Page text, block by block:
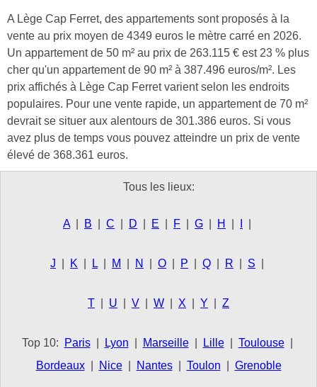
A Lège Cap Ferret, des appartements sont proposés à la
vente au prix moyen de 4349 euros le mètre carré en 2026.
Un appartement de 50 m² au prix de 263.115 € est 23 % plus
cher qu'un appartement de 90 m² à 387.496 euros/m². Les
prix affichés à Lège Cap Ferret varient selon les endroits
populaires. Pour une vente rapide, un appartement de 70 m²
devrait se situer aux alentours de 301.386 euros. Si vous
avez plus de temps vous pouvez atteindre un prix de vente
élevé de 368.361 euros.
Tous les lieux:
A B C D E F G H
J K L M N O P Q R S
T U V W X Y Z
Top 10: Paris| Lyon Marseille| Lille| Toulouse|
Bordeaux| Nice| Nantes| Toulon Grenoble